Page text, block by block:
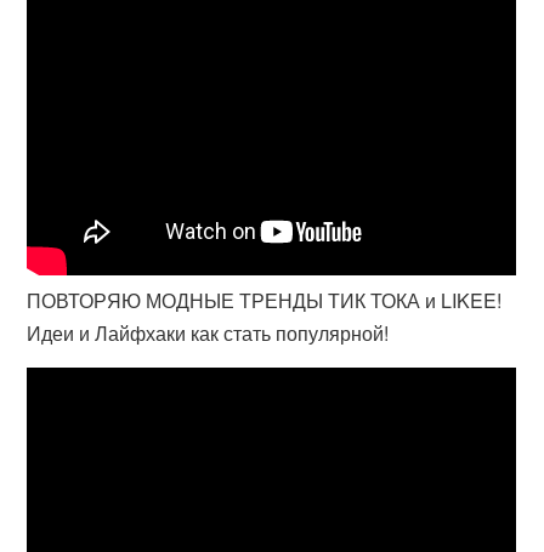
ПОВТОРЯЮ МОДНЫЕ ТРЕНДЫ ТИК ТОКА и LIKEE!
Идеи и Лайфхаки как стать популярной!